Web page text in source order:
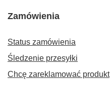
Zamówienia
Status zamówienia
Śledzenie przesyłki
Chcę zareklamować produkt